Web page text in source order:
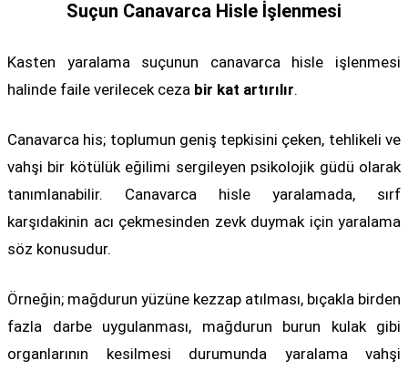
Suçun Canavarca Hisle İşlenmesi
Kasten yaralama suçunun canavarca hisle işlenmesi
halinde faile verilecek ceza bir kat artırılır.
Canavarca his; toplumun geniş tepkisini çeken, tehlikeli ve
vahşi bir kötülük eğilimi sergileyen psikolojik güdü olarak
tanımlanabilir. Canavarca hisle yaralamada, sırf
karşıdakinin acı çekmesinden zevk duymak için yaralama
söz konusudur.
Örneğin; mağdurun yüzüne kezzap atılması, bıçakla birden
fazla darbe uygulanması, mağdurun burun kulak gibi
organlarının kesilmesi durumunda yaralama vahşi